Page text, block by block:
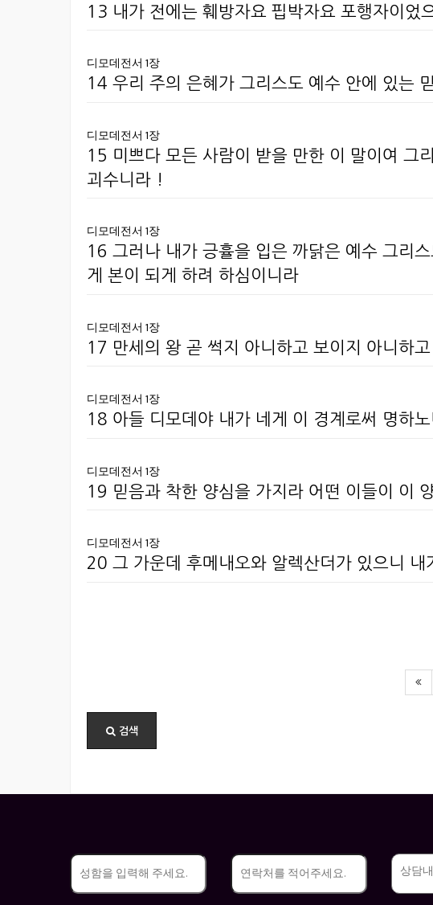
13 내가 전에는 훼방자요 핍박자요 포행자이었
디모데전서 1장
14 우리 주의 은혜가 그리스도 예수 안에 있는
디모데전서 1장
15 미쁘다 모든 사람이 받을 만한 이 말이여 그
괴수니라 !
디모데전서 1장
16 그러나 내가 긍휼을 입은 까닭은 예수 그리
게 본이 되게 하려 하심이니라
디모데전서 1장
17 만세의 왕 곧 썩지 아니하고 보이지 아니하
디모데전서 1장
18 아들 디모데야 내가 네게 이 경계로써 명하
디모데전서 1장
19 믿음과 착한 양심을 가지라 어떤 이들이 이
디모데전서 1장
20 그 가운데 후메내오와 알렉산더가 있으니
검색